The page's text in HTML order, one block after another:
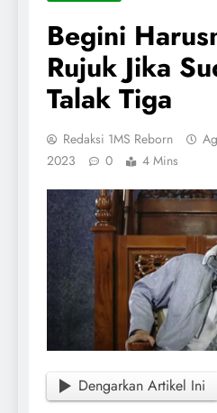
Begini
Rujuk Jika
Talak Tiga
Redaksi 1MS Reborn
2023
0 4 Mins
Dengarkan Artikel Ini